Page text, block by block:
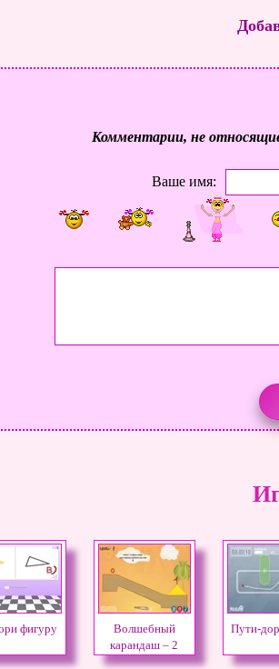
Комментарии, не
Ваше имя:
фигуру
Волшебный
карандаш – 2
Пути-